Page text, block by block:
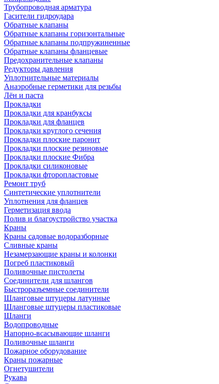
Трубопроводная арматура
Гасители гидроудара
Обратные клапаны
Обратные клапаны горизонтальные
Обратные клапаны подпружиненные
Обратные клапаны фланцевые
Предохранительные клапаны
Редукторы давления
Уплотнительные материалы
Анаэробные герметики для резьбы
Лён и паста
Прокладки
Прокладки для кранбуксы
Прокладки для фланцев
Прокладки круглого сечения
Прокладки плоские паронит
Прокладки плоские резиновые
Прокладки плоские Фибра
Прокладки силиконовые
Прокладки фторопластовые
Ремонт труб
Синтетические уплотнители
Уплотнения для фланцев
Герметизация ввода
Полив и благоустройство участка
Краны
Краны садовые водоразборные
Сливные краны
Незамерзающие краны и колонки
Погреб пластиковый
Поливочные пистолеты
Соединители для шлангов
Быстроразъемные соединители
Шланговые штуцеры латунные
Шланговые штуцеры пластиковые
Шланги
Водопроводные
Напорно-всасывающие шланги
Поливочные шланги
Пожарное оборудование
Краны пожарные
Огнетушители
Рукава